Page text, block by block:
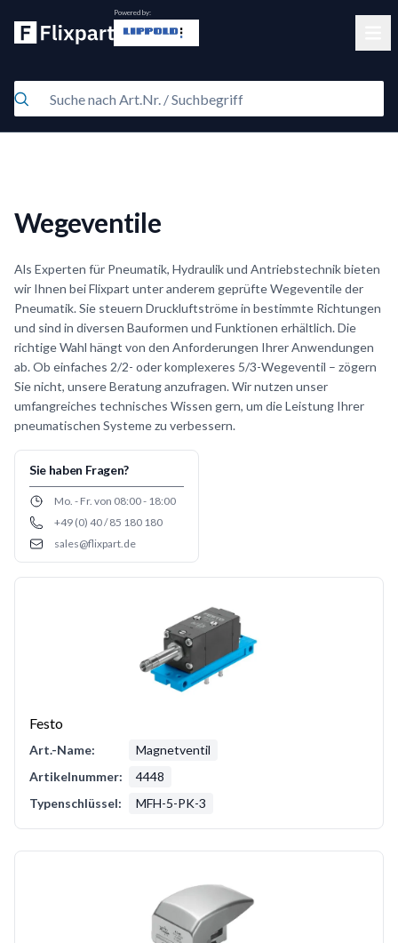
Powered by:
Wegeventile
Als Experten für Pneumatik, Hydraulik und Antriebstechnik bieten
wir Ihnen bei Flixpart unter anderem geprüfte Wegeventile der
Pneumatik. Sie steuern Druckluftströme in bestimmte Richtungen
und sind in diversen Bauformen und Funktionen erhältlich. Die
richtige Wahl hängt von den Anforderungen Ihrer Anwendungen
ab. Ob einfaches 2/2- oder komplexeres 5/3-Wegeventil – zögern
Sie nicht, unsere Beratung anzufragen. Wir nutzen unser
umfangreiches technisches Wissen gern, um die Leistung Ihrer
pneumatischen Systeme zu verbessern.
Sie haben Fragen?
Opening hours
Mo. - Fr. von 08:00 - 18:00
Phone number
+49 (0) 40 / 85 180 180
Emailsales@flixpart.de
Festo
Art.-Name:
Magnetventil
Artikelnummer:
4448
Typenschlüssel:
MFH-5-PK-3